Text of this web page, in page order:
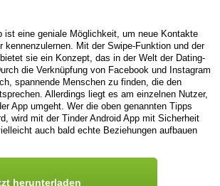
ist eine geniale Möglichkeit, um neue Kontakte
kennenzulernen. Mit der Swipe-Funktion und der
sie ein Konzept, das in der Welt der Dating-
die Verknüpfung von Facebook und Instagram
spannende Menschen zu finden, die den
Allerdings liegt es am einzelnen Nutzer,
App umgeht. Wer die oben genannten Tipps
wird mit der Tinder Android App mit Sicherheit
auch bald echte Beziehungen aufbauen
herunterladen